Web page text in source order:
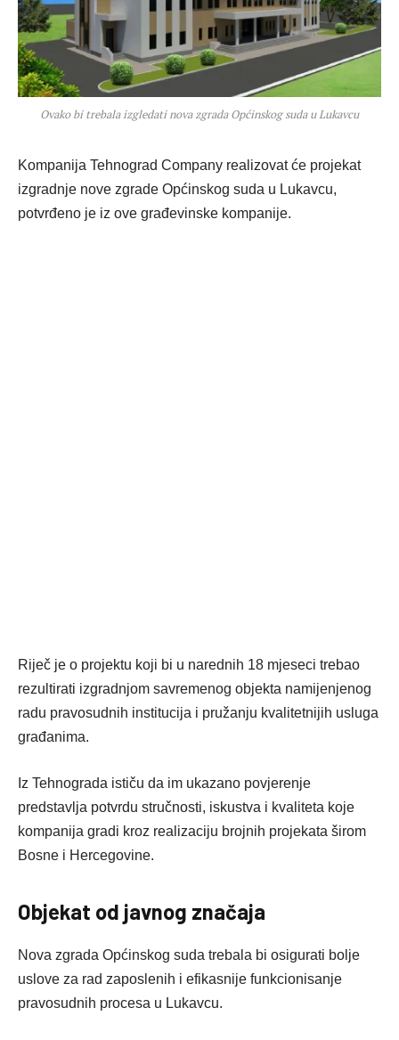
Ovako bi trebala izgledati nova zgrada Općinskog suda u Lukavcu
Kompanija Tehnograd Company realizovat će projekat
izgradnje nove zgrade Općinskog suda u Lukavcu,
potvrđeno je iz ove građevinske kompanije.
Riječ je o projektu koji bi u narednih 18 mjeseci trebao
rezultirati izgradnjom savremenog objekta namijenjenog
radu pravosudnih institucija i pružanju kvalitetnijih usluga
građanima.
Iz Tehnograda ističu da im ukazano povjerenje
predstavlja potvrdu stručnosti, iskustva i kvaliteta koje
kompanija gradi kroz realizaciju brojnih projekata širom
Bosne i Hercegovine.
Objekat od javnog značaja
Nova zgrada Općinskog suda trebala bi osigurati bolje
uslove za rad zaposlenih i efikasnije funkcionisanje
pravosudnih procesa u Lukavcu.